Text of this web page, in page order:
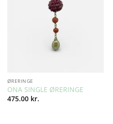
ØRERINGE
ONA SINGLE ØRERINGE
475.00 kr.